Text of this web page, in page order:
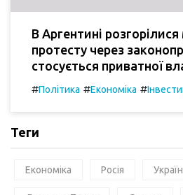
В Аргентині розгорілися
протесту через
стосується приватної
#Політика #Економіка #
Теги
Економіка Росія